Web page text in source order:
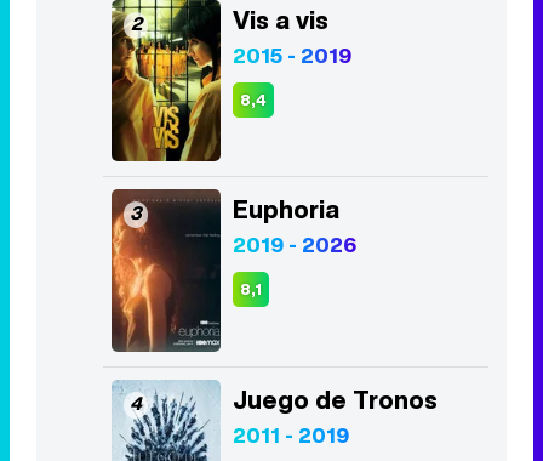
2 Vis a vis
2015 - 2019
8,4
3 Euphoria
2019 - 2026
8,1
4 Juego de Tronos
2011 - 2019